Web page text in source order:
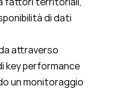
di dati
attraverso
key performance
un monitoraggio